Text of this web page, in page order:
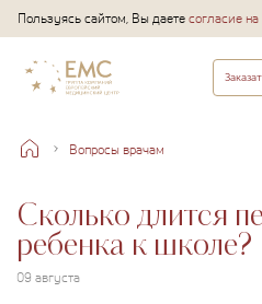
Пользуясь сайтом, Вы даетесогласие
Вопросы врачам
Сколько длится
ребенка к школе?
09 августа